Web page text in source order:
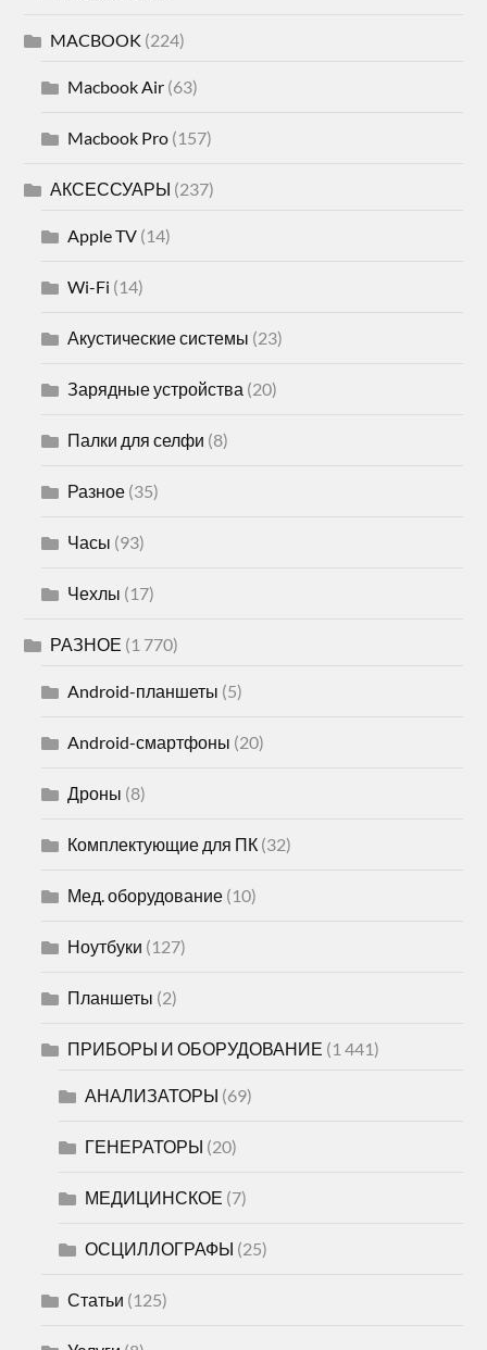
MACBOOK (224)
Macbook Air (63)
Macbook Pro (157)
АКСЕССУАРЫ (237)
Apple TV (14)
Wi-Fi (14)
Акустические системы (23)
Зарядные устройства (20)
Палки для селфи (8)
Разное (35)
Часы (93)
Чехлы (17)
РАЗНОЕ (1 770)
Android-планшеты (5)
Android-смартфоны (20)
Дроны (8)
Комплектующие для ПК (32)
Мед. оборудование (10)
Ноутбуки (127)
Планшеты (2)
ПРИБОРЫ И ОБОРУДОВАНИЕ (1 441)
АНАЛИЗАТОРЫ (69)
ГЕНЕРАТОРЫ (20)
МЕДИЦИНСКОЕ (7)
ОСЦИЛЛОГРАФЫ (25)
Статьи (125)